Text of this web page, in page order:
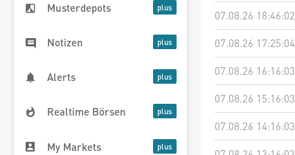
Musterdepots
Notizen
Alerts
Realtime Börsen
My Markets
07.08.26 18:46:02
07.08.26 17:25:04
07.08.26 16:16:03
07.08.26 15:16:03
07.08.26 14:16:03